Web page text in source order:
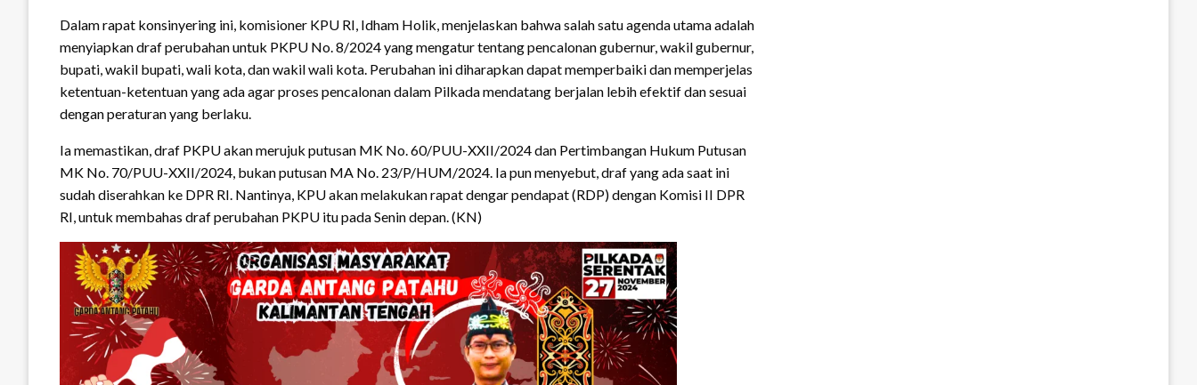
Dalam rapat konsinyering ini, komisioner KPU RI, Idham Holik, menjelaskan bahwa salah satu agenda utama adalah
menyiapkan draf perubahan untuk PKPU No. 8/2024 yang mengatur tentang pencalonan gubernur, wakil gubernur,
bupati, wakil bupati, wali kota, dan wakil wali kota. Perubahan ini diharapkan dapat memperbaiki dan memperjelas
ketentuan-ketentuan yang ada agar proses pencalonan dalam Pilkada mendatang berjalan lebih efektif dan sesuai
dengan peraturan yang berlaku.
Ia memastikan, draf PKPU akan merujuk putusan MK No. 60/PUU-XXII/2024 dan Pertimbangan Hukum Putusan
MK No. 70/PUU-XXII/2024, bukan putusan MA No. 23/P/HUM/2024. Ia pun menyebut, draf yang ada saat ini
sudah diserahkan ke DPR RI. Nantinya, KPU akan melakukan rapat dengar pendapat (RDP) dengan Komisi II DPR
RI, untuk membahas draf perubahan PKPU itu pada Senin depan. (KN)